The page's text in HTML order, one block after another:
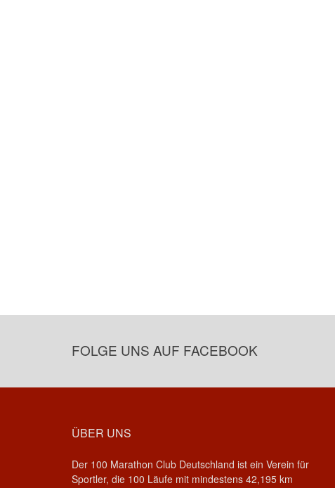
FOLGE UNS AUF FACEBOOK
ÜBER UNS
Der 100 Marathon Club Deutschland ist ein Verein für
Sportler, die 100 Läufe mit mindestens 42,195 km